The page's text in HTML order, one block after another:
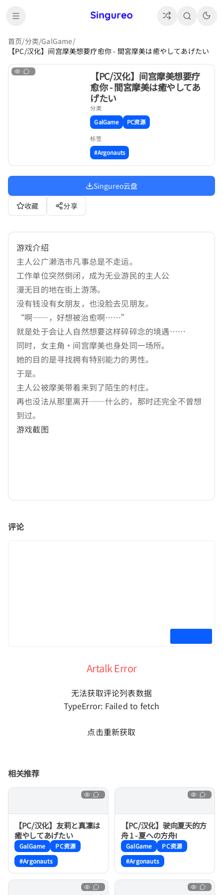
首页/分类/GalGame/
【PC/汉化】间宫摩美想要疗愈你 - 間宮摩美は癒やしてあげたい
【PC/汉化】间宫摩美想要疗
愈你 - 間宮摩美は癒やしてあ
げたい
分类
GalGame
PC资源
标签
#Argonauts
Singureo云盘
收藏
分享
游戏介绍
主人公广濑浩市凡事总是不走运。
工作单位突然倒闭，成为无业游民的主人公
漫无目的地在街上游荡。
没有钱没有女朋友，也没脸去见朋友。
“啊——，好想被治愈啊……”
就是处于会让人自然想要这样碎碎念的境遇……
同时，女主角·间宫摩美也身处同一场所。
她的目的是寻找拥有特别能力的男性。
于是。
主人公被摩美带着来到了陌生的村庄。
再也没法从那里离开——什么的，那时还完全不曾想
到过。
游戏截图
评论
Artalk Error
无法获取评论列表数据
TypeError: Failed to fetch
点击重新获取
相关推荐
【PC/汉化】友莉と真凜は
癒やしてあげたい
GalGame
PC资源
#Argonauts
【PC/汉化】驶向夏天的方
舟 1 - 夏への方舟Ⅰ
GalGame
PC资源
#Argonauts